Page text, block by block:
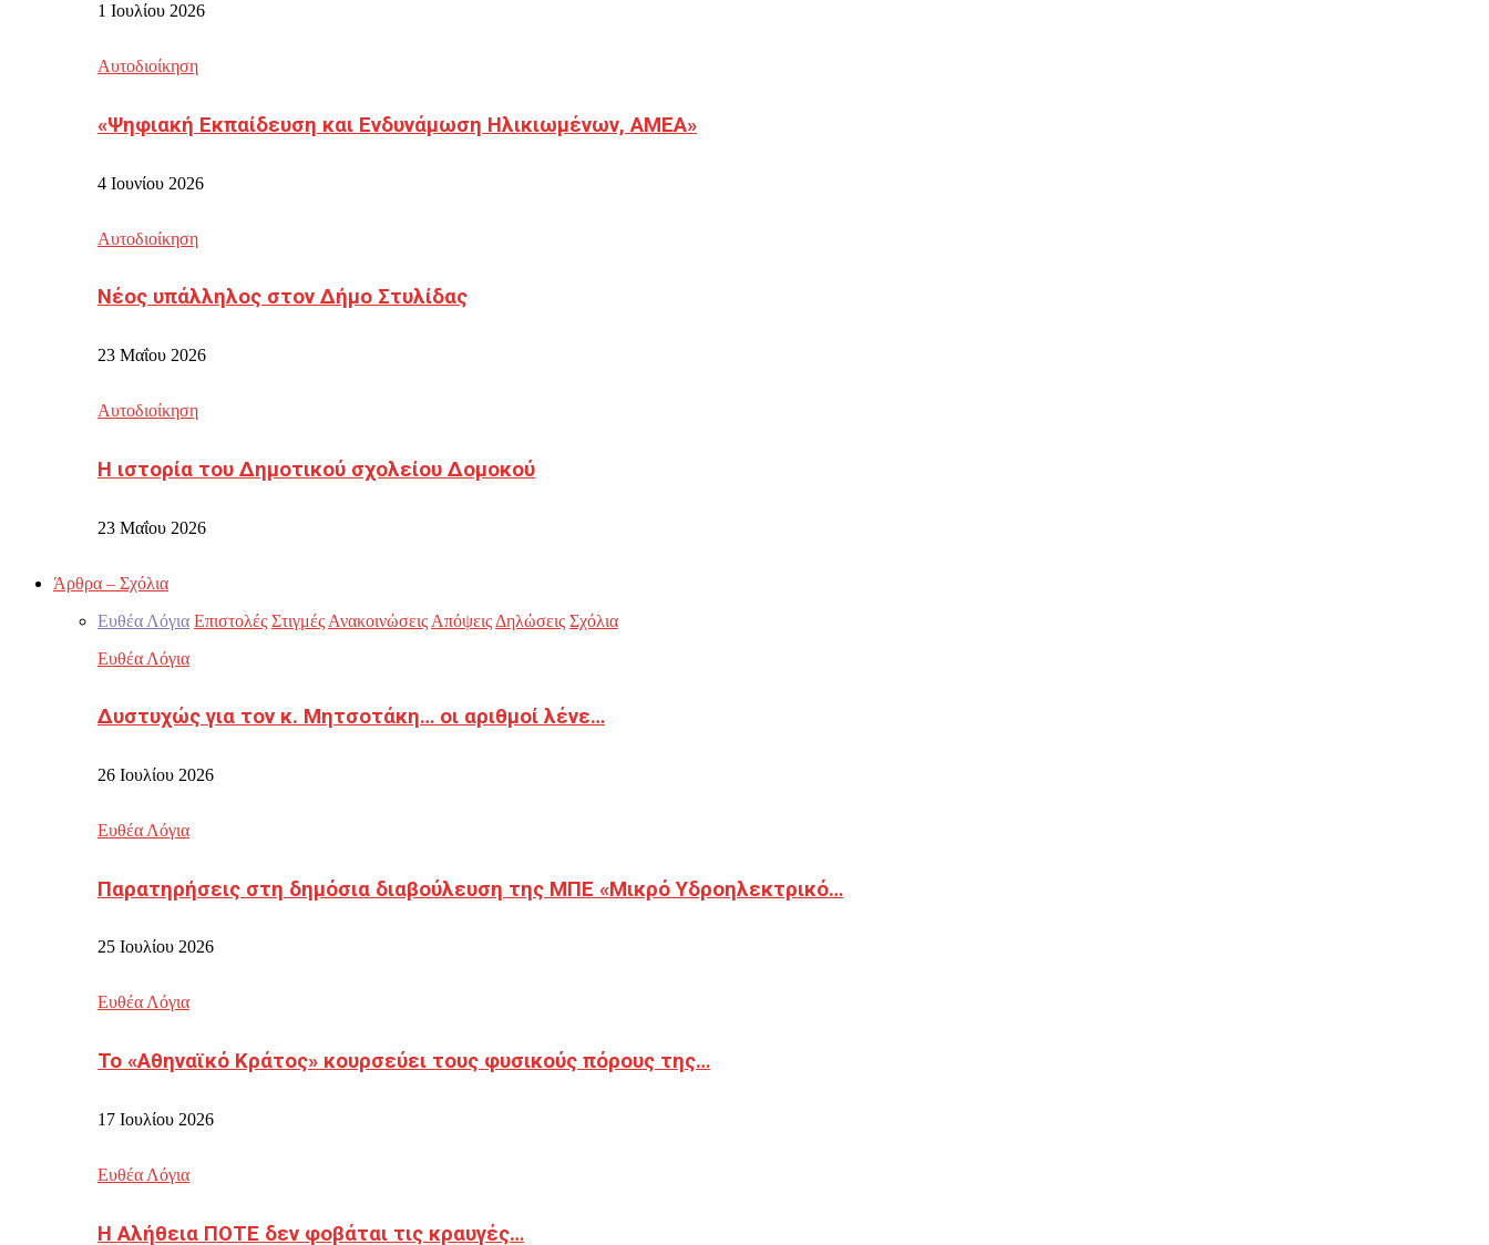
1 Ιουλίου 2026
Αυτοδιοίκηση
«Ψηφιακή Εκπαίδευση και Ενδυνάμωση Ηλικιωμένων, ΑΜΕΑ»
4 Ιουνίου 2026
Αυτοδιοίκηση
Νέος υπάλληλος στον Δήμο Στυλίδας
23 Μαΐου 2026
Αυτοδιοίκηση
Η ιστορία του Δημοτικού σχολείου Δομοκού
23 Μαΐου 2026
Άρθρα – Σχόλια
Ευθέα Λόγια Επιστολές Στιγμές Ανακοινώσεις Απόψεις Δηλώσεις Σχόλια
Ευθέα Λόγια
Δυστυχώς για τον κ. Μητσοτάκη… οι αριθμοί λένε…
26 Ιουλίου 2026
Ευθέα Λόγια
Παρατηρήσεις στη δημόσια διαβούλευση της ΜΠΕ «Μικρό Υδροηλεκτρικό…
25 Ιουλίου 2026
Ευθέα Λόγια
Το «Αθηναϊκό Κράτος» κουρσεύει τους φυσικούς πόρους της…
17 Ιουλίου 2026
Ευθέα Λόγια
Η Αλήθεια ΠΟΤΕ δεν φοβάται τις κραυγές…